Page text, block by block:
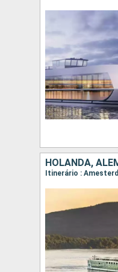
HOLANDA,
Itinerário :